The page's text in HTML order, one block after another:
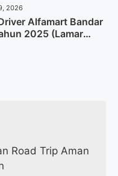
2026
Alfamart Bandar
2025 (Lamar
Road Trip Aman